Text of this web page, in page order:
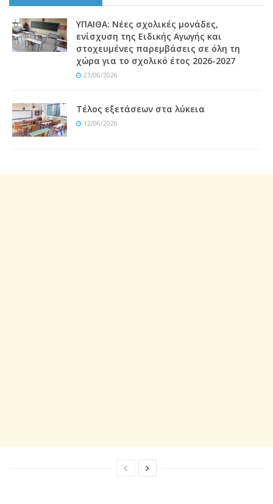
ΥΠΑΙΘΑ: Νέες σχολικές μονάδες,
ενίσχυση της Ειδικής Αγωγής και
στοχευμένες παρεμβάσεις σε όλη τη
χώρα για το σχολικό έτος 2026-2027
23/06/2026
Τέλος εξετάσεων στα λύκεια
12/06/2026